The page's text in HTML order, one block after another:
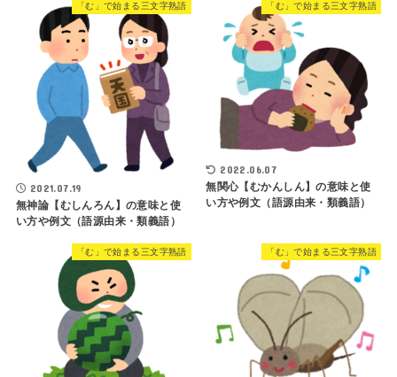
「む」で始まる三文字熟語
2021.07.19
無神論【むしんろん】の意味と使
い方や例文（語源由来・類義語）
「む」で始まる三文字熟語
2022.06.07
無関心【むかんしん】の意味と使
い方や例文（語源由来・類義語）
「む」で始まる三文字熟語 「む」で始まる三文字熟語